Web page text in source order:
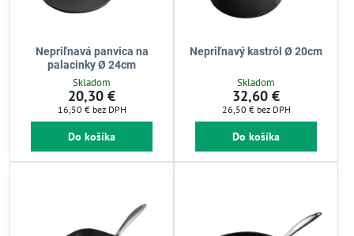
Nepriľnavá panvica na
palacinky Ø 24cm
Skladom
20,30 €
16,50 € bez DPH
Do košíka
Nepriľnavý kastról Ø 20cm
Skladom
32,60 €
26,50 € bez DPH
Do košíka